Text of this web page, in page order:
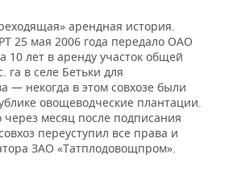
арендная история.
25 мая 2006 года передало ОАО
10 лет в аренду участок общей
в селе Бетьки для
— некогда в этом совхозе были
овощеводческие плантации.
месяц после подписания
переуступил все права и
ЗАО «Татплодовощпром».